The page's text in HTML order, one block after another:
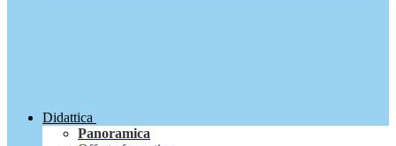
Didattica
Panoramica